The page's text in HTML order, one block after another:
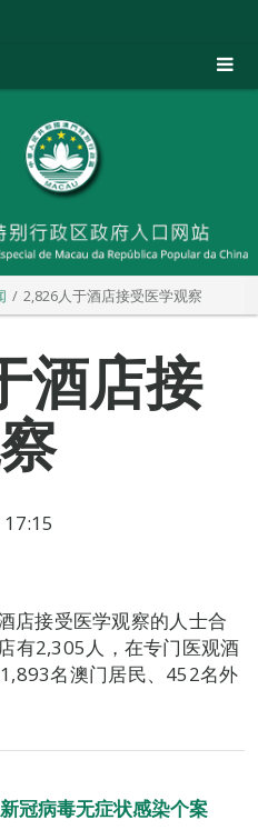
2,826人于酒店接受医学观察
酒店接
店接受医学观察的人士合
有2,305人，在专门医观酒
名澳门居民、452名外
冠病毒无症状感染个案